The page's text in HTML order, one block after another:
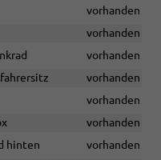
vorhanden
vorhanden
vorhanden
vorhanden
vorhanden
vorhanden
hinten
vorhanden